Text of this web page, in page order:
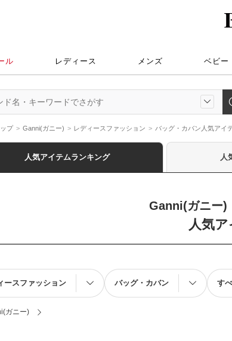
ル レディース メンズ ベビー
プ Ganni(ガニー) レディースファッション バッグ・カバン人気アイ
人気アイテムランキング 人
Ganni(ガニー)
人気
ースファッション バッグ・カバン す
ガニー)